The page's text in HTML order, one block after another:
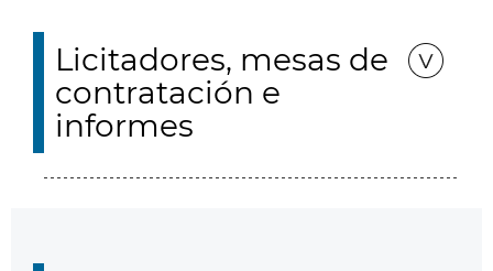
Licitadores, mesas de
contratación e
informes